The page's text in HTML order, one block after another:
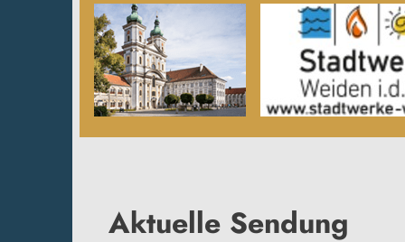
Aktuelle Sendung